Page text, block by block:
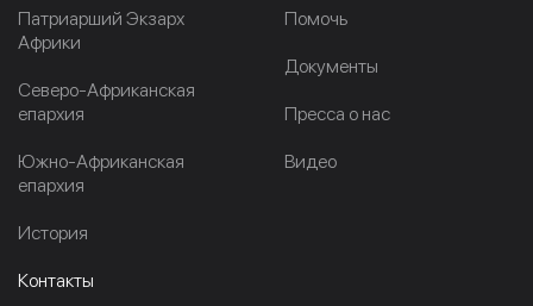
Патриарший Экзарх
Африки
Северо-Африканская
епархия
Южно-Африканская
епархия
История
Помочь
Документы
Пресса о нас
Видео
Контакты